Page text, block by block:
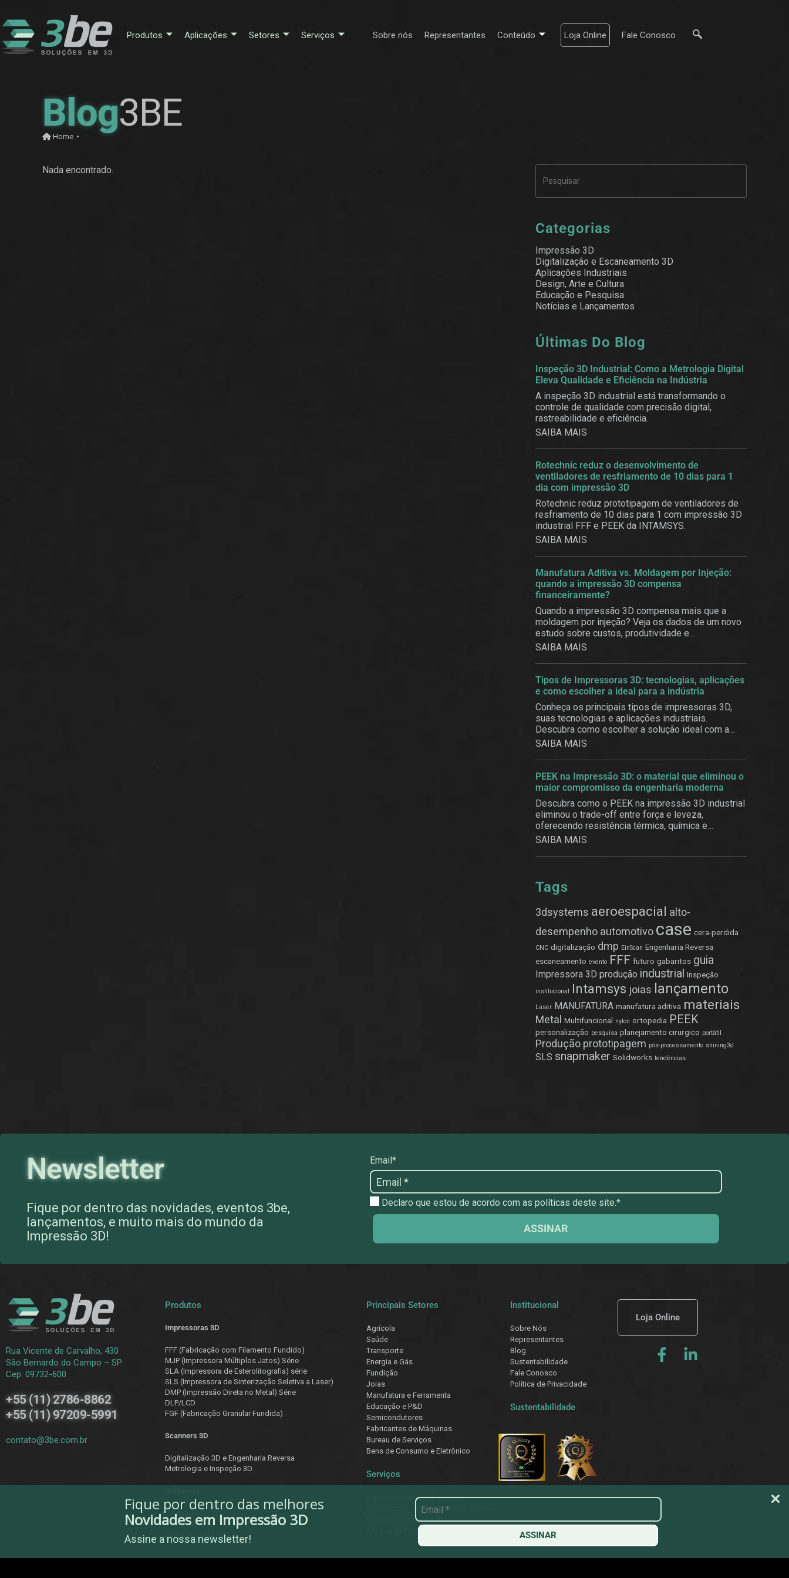
Fique por dentro das melhores
Novidades em Impressão 3D
Assine a nossa newsletter! ASSINAR
Produtos Aplicações Setores Serviços Sobre nós Representantes Conteúdo Loja Online Fale Conosco
Blog3BE
Home •
Nada encontrado.
Categorias
Impressão 3D
Digitalização e Escaneamento 3D
Aplicações Industriais
Design, Arte e Cultura
Educação e Pesquisa
Notícias e Lançamentos
Últimas Do Blog
Inspeção 3D Industrial: Como a Metrologia Digital
Eleva Qualidade e Eficiência na Indústria
A inspeção 3D industrial está transformando o
controle de qualidade com precisão digital,
rastreabilidade e eficiência.
SAIBA MAIS
Rotechnic reduz o desenvolvimento de
ventiladores de resfriamento de 10 dias para 1
dia com impressão 3D
Rotechnic reduz prototipagem de ventiladores de
resfriamento de 10 dias para 1 com impressão 3D
industrial FFF e PEEK da INTAMSYS.
SAIBA MAIS
Manufatura Aditiva vs. Moldagem por Injeção:
quando a impressão 3D compensa
financeiramente?
Quando a impressão 3D compensa mais que a
moldagem por injeção? Veja os dados de um novo
estudo sobre custos, produtividade e
customização em massa.
SAIBA MAIS
Tipos de Impressoras 3D: tecnologias, aplicações
e como escolher a ideal para a indústria
Conheça os principais tipos de impressoras 3D,
suas tecnologias e aplicações industriais.
Descubra como escolher a solução ideal com a
3BE.
SAIBA MAIS
PEEK na Impressão 3D: o material que eliminou o
maior compromisso da engenharia moderna
Descubra como o PEEK na impressão 3D industrial
eliminou o trade-off entre força e leveza,
oferecendo resistência térmica, química e
estrutural.
SAIBA MAIS
Tags
3dsystems aeroespacial alto-
desempenho automotivo case cera-perdida
CNC digitalização dmp EinScan Engenharia Reversa
escaneamento evento FFF futuro gabaritos guia
Impressora 3D produção industrial Inspeção
institucional Intamsys joias lançamento
Laser MANUFATURA manufatura aditiva materiais
Metal Multifuncional nylon ortopedia PEEK
personalização pesquisa planejamento cirurgico portátil
Produção prototipagem pós-processamento shining3d
SLS snapmaker Solidworks tendências
Newsletter
Fique por dentro das novidades, eventos 3be,
lançamentos, e muito mais do mundo da
Impressão 3D!
Email*
Declaro que estou de acordo com as políticas deste site.*
ASSINAR
Rua Vicente de Carvalho, 430
São Bernardo do Campo – SP
Cep: 09732-600
+55 (11) 2786-8862
+55 (11) 97209-5991
contato@3be.com.br
Produtos
Impressoras 3D
FFF (Fabricação com Filamento Fundido)
MJP (Impressora Múltiplos Jatos) Série
SLA (Impressora de Esterolitografia) série
SLS (Impressora de Sinterização Seletiva a Laser)
DMP (Impressão Direta no Metal) Série
DLP/LCD
FGF (Fabricação Granular Fundida)
Scanners 3D
Digitalização 3D e Engenharia Reversa
Metrologia e Inspeção 3D
Digitalização 3D
Inspeção
D2P (DICOM to Print)
Principais Setores
Agrícola
Saúde
Transporte
Energia e Gás
Fundição
Joias
Manufatura e Ferramenta
Educação e P&D
Semicondutores
Fabricantes de Máquinas
Bureau de Serviços
Bens de Consumo e Eletrônico
Serviços
Impressão 3D Sob Demanda
Digitalização 3D e Engenharia Reversa
Medição e Inspeção 3D
Aluguel de Equipamentos
Institucional
Sobre Nós
Representantes
Blog
Sustentabilidade
Fale Conosco
Política de Privacidade
Sustentabilidade
Loja Online